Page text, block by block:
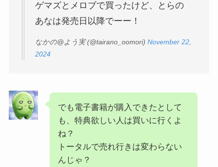
ゲマズとメロブで買ったけど、とらの
あなは発売日以降でーー！
なかの@よう実 (@tairano_oomori) November 22,
2024
でも電子書籍が購入できたとして
も、特典欲しい人は買いに行くよ
ね？
トータルで売れ行きは変わらない
んじゃ？